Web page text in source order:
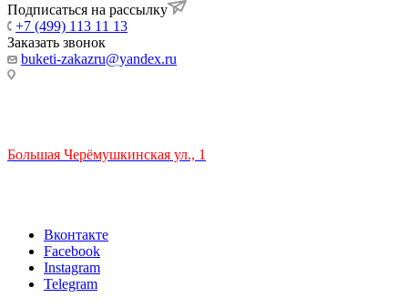
Подписаться на рассылку
+7 (499) 113 11 13
Заказать звонок
buketi-zakazru@yandex.ru
Большая Черёмушкинская ул., 1
Вконтакте
Facebook
Instagram
Telegram